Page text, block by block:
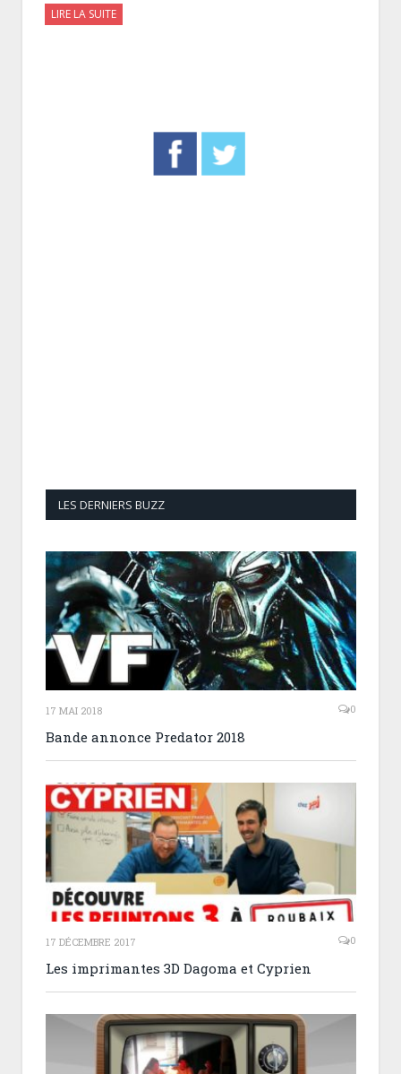
LIRE LA SUITE
LES DERNIERS BUZZ
17 MAI 2018 0
Bande annonce Predator 2018
17 DÉCEMBRE 2017 0
Les imprimantes 3D Dagoma et Cyprien